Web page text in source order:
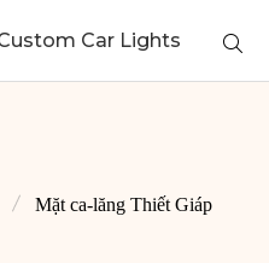
Mặt ca-lăng Thiết Giáp